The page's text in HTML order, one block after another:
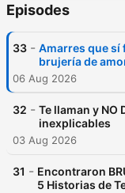
Episodes
33 - Amarres que
brujería de
06 Aug 2026
32 - Te llaman y NO
inexplicables
03 Aug 2026
31 - Encontraron
5 Historias de